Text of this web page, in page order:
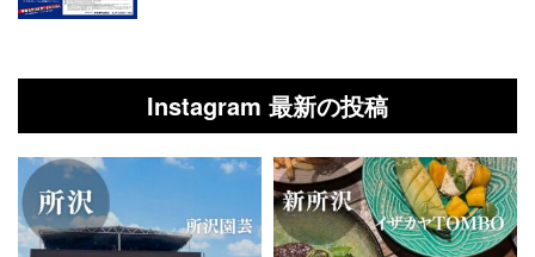
Instagram 最新の投稿